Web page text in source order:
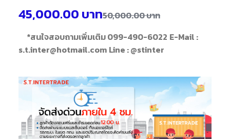
50,000.00บาท
45,000.00 บาท
*สนใจสอบถามเพิ่มเติม 099-490-6022 E-Mail :
s.t.inter@hotmail.com Line : @stinter